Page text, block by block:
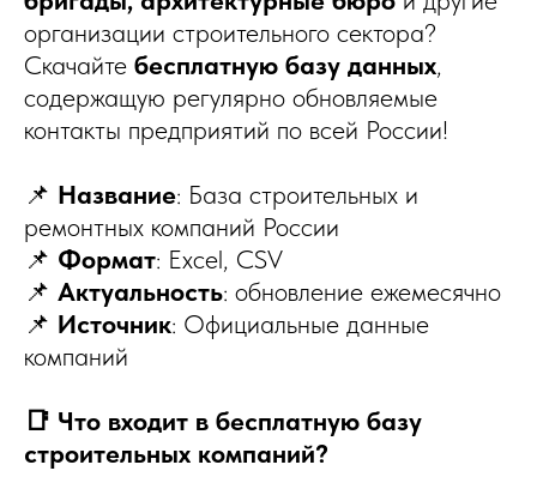
организации строительного сектора?
Скачайте бесплатную базу данных,
содержащую регулярно обновляемые
контакты предприятий по всей России!
📌 Название: База строительных и
ремонтных компаний России
📌 Формат: Excel, CSV
📌 Актуальность: обновление ежемесячно
📌 Источник: Официальные данные
компаний
📑 Что входит в бесплатную базу
строительных компаний?